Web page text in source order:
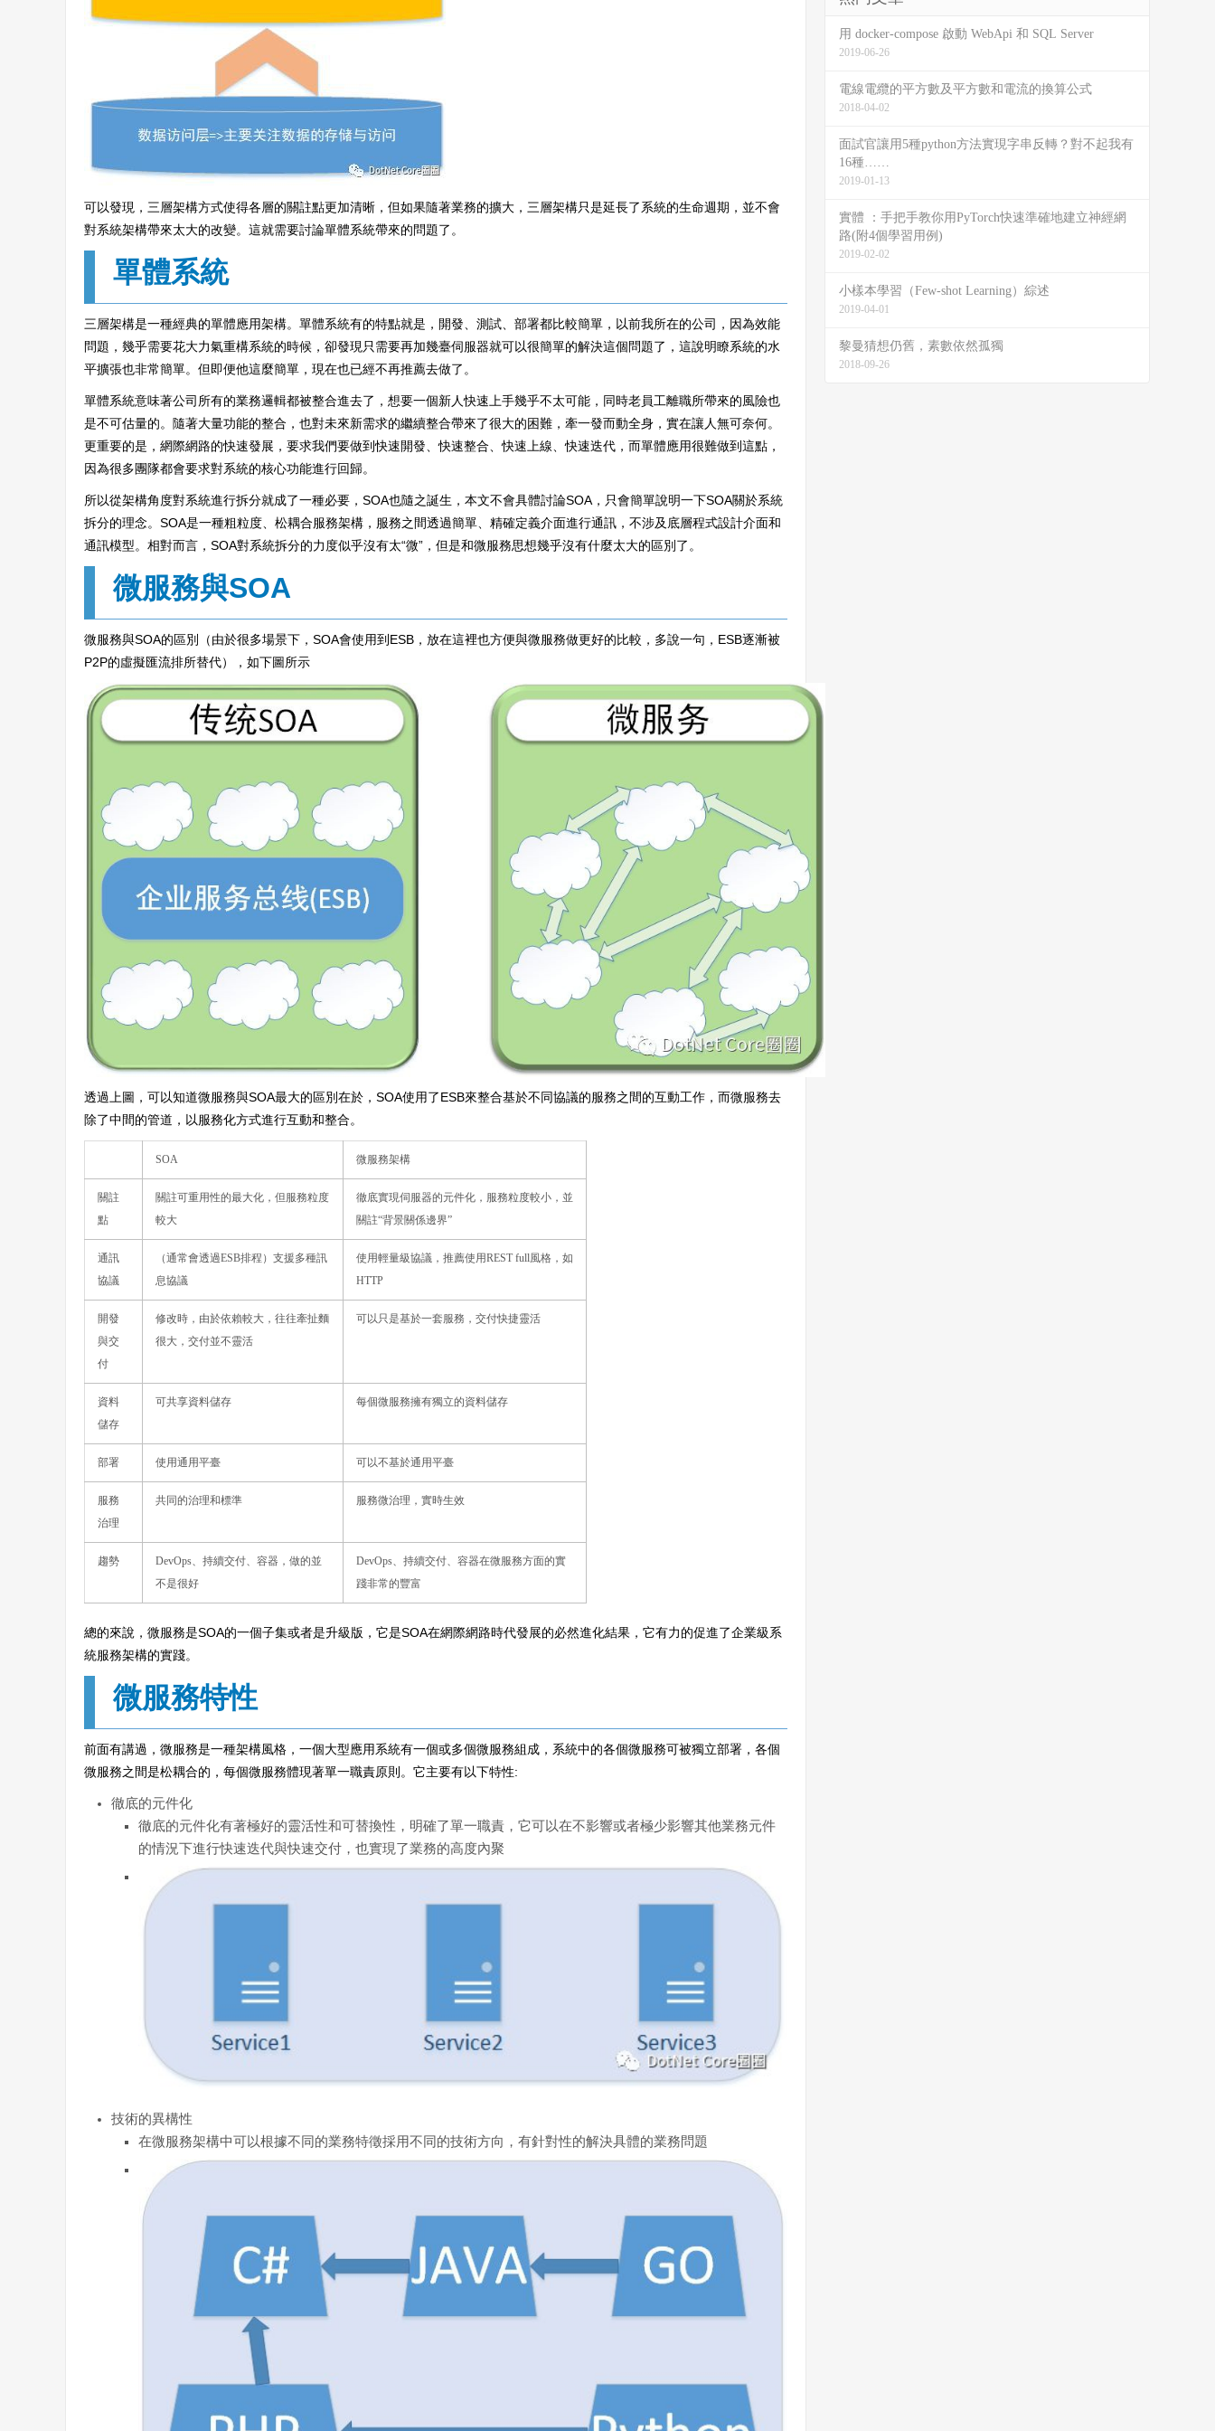
可以發現，三層架構方式使得各層的關註點更加清晰，但如果隨著業務的擴大，三層架構只是延長了系統的生命週期，並不會
對系統架構帶來太大的改變。這就需要討論單體系統帶來的問題了。
單體系統
三層架構是一種經典的單體應用架構。單體系統有的特點就是，開發、測試、部署都比較簡單，以前我所在的公司，因為效能
問題，幾乎需要花大力氣重構系統的時候，卻發現只需要再加幾臺伺服器就可以很簡單的解決這個問題了，這說明瞭系統的水
平擴張也非常簡單。但即便他這麼簡單，現在也已經不再推薦去做了。
單體系統意味著公司所有的業務邏輯都被整合進去了，想要一個新人快速上手幾乎不太可能，同時老員工離職所帶來的風險也
是不可估量的。隨著大量功能的整合，也對未來新需求的繼續整合帶來了很大的困難，牽一發而動全身，實在讓人無可奈何。
更重要的是，網際網路的快速發展，要求我們要做到快速開發、快速整合、快速上線、快速迭代，而單體應用很難做到這點，
因為很多團隊都會要求對系統的核心功能進行回歸。
所以從架構角度對系統進行拆分就成了一種必要，SOA也隨之誕生，本文不會具體討論SOA，只會簡單說明一下SOA關於系統
拆分的理念。SOA是一種粗粒度、松耦合服務架構，服務之間透過簡單、精確定義介面進行通訊，不涉及底層程式設計介面和
通訊模型。相對而言，SOA對系統拆分的力度似乎沒有太“微”，但是和微服務思想幾乎沒有什麼太大的區別了。
微服務與SOA
微服務與SOA的區別（由於很多場景下，SOA會使用到ESB，放在這裡也方便與微服務做更好的比較，多說一句，ESB逐漸被
P2P的虛擬匯流排所替代），如下圖所示
透過上圖，可以知道微服務與SOA最大的區別在於，SOA使用了ESB來整合基於不同協議的服務之間的互動工作，而微服務去
除了中間的管道，以服務化方式進行互動和整合。
SOA 微服務架構
關註
點
關註可重用性的最大化，但服務粒度
較大
徹底實現伺服器的元件化，服務粒度較小，並
關註“背景關係邊界”
通訊
協議
（通常會透過ESB排程）支援多種訊
息協議
使用輕量級協議，推薦使用REST full風格，如
HTTP
開發
與交
付
修改時，由於依賴較大，往往牽扯麵
很大，交付並不靈活
可以只是基於一套服務，交付快捷靈活
資料
儲存
可共享資料儲存 每個微服務擁有獨立的資料儲存
部署 使用通用平臺 可以不基於通用平臺
服務
治理
共同的治理和標準 服務微治理，實時生效
趨勢
DevOps、持續交付、容器，做的並
不是很好
DevOps、持續交付、容器在微服務方面的實
踐非常的豐富
總的來說，微服務是SOA的一個子集或者是升級版，它是SOA在網際網路時代發展的必然進化結果，它有力的促進了企業級系
統服務架構的實踐。
微服務特性
前面有講過，微服務是一種架構風格，一個大型應用系統有一個或多個微服務組成，系統中的各個微服務可被獨立部署，各個
微服務之間是松耦合的，每個微服務體現著單一職責原則。它主要有以下特性:
徹底的元件化
徹底的元件化有著極好的靈活性和可替換性，明確了單一職責，它可以在不影響或者極少影響其他業務元件
的情況下進行快速迭代與快速交付，也實現了業務的高度內聚
技術的異構性
在微服務架構中可以根據不同的業務特徵採用不同的技術方向，有針對性的解決具體的業務問題
用 docker-compose 啟動 WebApi 和 SQL Server
2019-06-26
電線電纜的平方數及平方數和電流的換算公式
2018-04-02
面試官讓用5種python方法實現字串反轉？對不起我有
16種……
2019-01-13
實體 ：手把手教你用PyTorch快速準確地建立神經網
路(附4個學習用例)
2019-02-02
小樣本學習（Few-shot Learning）綜述
2019-04-01
黎曼猜想仍舊，素數依然孤獨
2018-09-26